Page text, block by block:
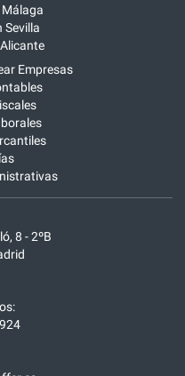
Sevilla
Empresas
8 - 2ºB